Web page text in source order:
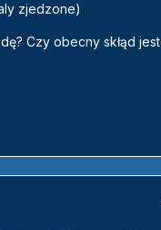
zjedzone)
Czy obecny skłąd jest